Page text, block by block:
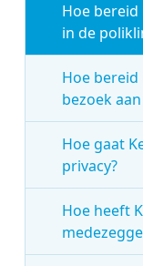
Hoe
in de
Hoe
bezoek
Hoe gaat
privacy?
Hoe heeft